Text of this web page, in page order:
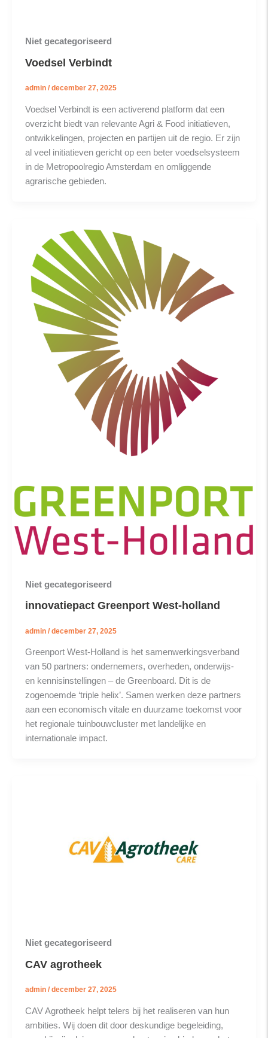
Niet gecategoriseerd
Voedsel Verbindt
admin /december 27, 2025
Voedsel Verbindt is een activerend platform dat een
overzicht biedt van relevante Agri & Food initiatieven,
ontwikkelingen, projecten en partijen uit de regio. Er zijn
al veel initiatieven gericht op een beter voedselsysteem
in de Metropoolregio Amsterdam en omliggende
agrarische gebieden.
Niet gecategoriseerd
innovatiepact Greenport West-holland
admin /december 27, 2025
Greenport West-Holland is het samenwerkingsverband
van 50 partners: ondernemers, overheden, onderwijs-
en kennisinstellingen – de Greenboard. Dit is de
zogenoemde ‘triple helix’. Samen werken deze partners
aan een economisch vitale en duurzame toekomst voor
het regionale tuinbouwcluster met landelijke en
internationale impact.
Niet gecategoriseerd
CAV agrotheek
admin /december 27, 2025
CAV Agrotheek helpt telers bij het realiseren van hun
ambities. Wij doen dit door deskundige begeleiding,